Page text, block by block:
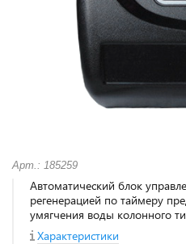
Арт.: 185259
Автоматический блок
регенерацией по таймеру
умягчения воды колонного
Характеристики